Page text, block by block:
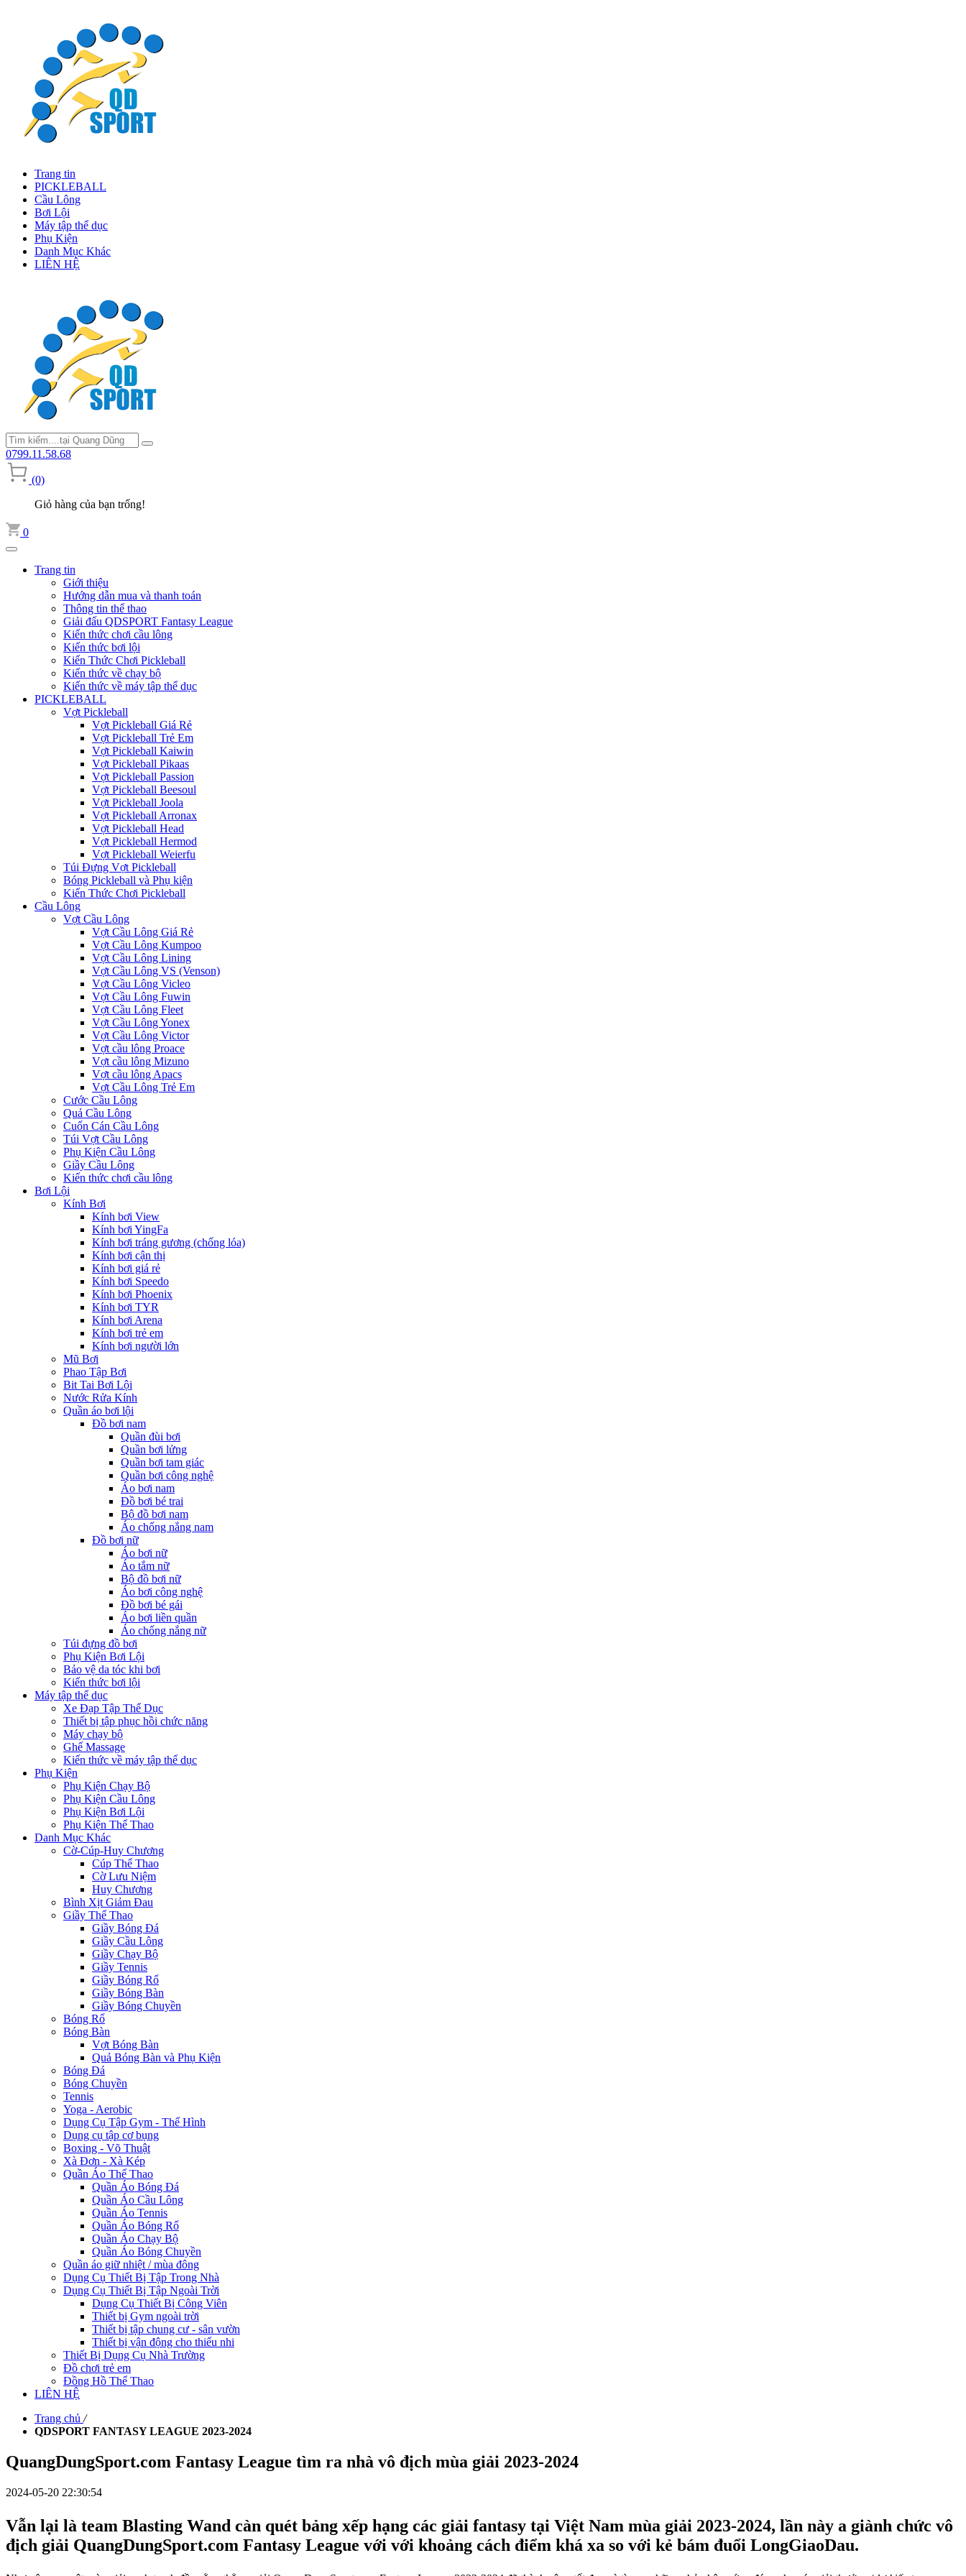
Trang tin
PICKLEBALL
Cầu Lông
Bơi Lội
Máy tập thể dục
Phụ Kiện
Danh Mục Khác
LIÊN HỆ
0799.11.58.68
(0)
Giỏ hàng của bạn trống!
0
Trang tin
Giới thiệu
Hướng dẫn mua và thanh toán
Thông tin thể thao
Giải đấu QDSPORT Fantasy League
Kiến thức chơi cầu lông
Kiến thức bơi lội
Kiến Thức Chơi Pickleball
Kiến thức về chạy bộ
Kiến thức về máy tập thể dục
PICKLEBALL
Vợt Pickleball
Vợt Pickleball Giá Rẻ
Vợt Pickleball Trẻ Em
Vợt Pickleball Kaiwin
Vợt Pickleball Pikaas
Vợt Pickleball Passion
Vợt Pickleball Beesoul
Vợt Pickleball Joola
Vợt Pickleball Arronax
Vợt Pickleball Head
Vợt Pickleball Hermod
Vợt Pickleball Weierfu
Túi Đựng Vợt Pickleball
Bóng Pickleball và Phụ kiện
Kiến Thức Chơi Pickleball
Cầu Lông
Vợt Cầu Lông
Vợt Cầu Lông Giá Rẻ
Vợt Cầu Lông Kumpoo
Vợt Cầu Lông Lining
Vợt Cầu Lông VS (Venson)
Vợt Cầu Lông Vicleo
Vợt Cầu Lông Fuwin
Vợt Cầu Lông Fleet
Vợt Cầu Lông Yonex
Vợt Cầu Lông Victor
Vợt cầu lông Proace
Vợt cầu lông Mizuno
Vợt cầu lông Apacs
Vợt Cầu Lông Trẻ Em
Cước Cầu Lông
Quả Cầu Lông
Cuốn Cán Cầu Lông
Túi Vợt Cầu Lông
Phụ Kiện Cầu Lông
Giầy Cầu Lông
Kiến thức chơi cầu lông
Bơi Lội
Kính Bơi
Kính bơi View
Kính bơi YingFa
Kính bơi tráng gương (chống lóa)
Kính bơi cận thị
Kính bơi giá rẻ
Kính bơi Speedo
Kính bơi Phoenix
Kính bơi TYR
Kính bơi Arena
Kính bơi trẻ em
Kính bơi người lớn
Mũ Bơi
Phao Tập Bơi
Bit Tai Bơi Lội
Nước Rửa Kính
Quần áo bơi lội
Đồ bơi nam
Quần đùi bơi
Quần bơi lửng
Quần bơi tam giác
Quần bơi công nghệ
Áo bơi nam
Đồ bơi bé trai
Bộ đồ bơi nam
Áo chống nắng nam
Đồ bơi nữ
Áo bơi nữ
Áo tắm nữ
Bộ đồ bơi nữ
Áo bơi công nghệ
Đồ bơi bé gái
Áo bơi liền quần
Áo chống nắng nữ
Túi đựng đồ bơi
Phụ Kiện Bơi Lội
Bảo vệ da tóc khi bơi
Kiến thức bơi lội
Máy tập thể dục
Xe Đạp Tập Thể Dục
Thiết bị tập phục hồi chức năng
Máy chạy bộ
Ghế Massage
Kiến thức về máy tập thể dục
Phụ Kiện
Phụ Kiện Chạy Bộ
Phụ Kiện Cầu Lông
Phụ Kiện Bơi Lội
Phụ Kiện Thể Thao
Danh Mục Khác
Cờ-Cúp-Huy Chương
Cúp Thể Thao
Cờ Lưu Niệm
Huy Chương
Bình Xịt Giảm Đau
Giầy Thể Thao
Giầy Bóng Đá
Giầy Cầu Lông
Giầy Chạy Bộ
Giầy Tennis
Giầy Bóng Rổ
Giầy Bóng Bàn
Giầy Bóng Chuyền
Bóng Rổ
Bóng Bàn
Vợt Bóng Bàn
Quả Bóng Bàn và Phụ Kiện
Bóng Đá
Bóng Chuyền
Tennis
Yoga - Aerobic
Dụng Cụ Tập Gym - Thể Hình
Dụng cụ tập cơ bụng
Boxing - Võ Thuật
Xà Đơn - Xà Kép
Quần Áo Thể Thao
Quần Áo Bóng Đá
Quần Áo Cầu Lông
Quần Áo Tennis
Quần Áo Bóng Rổ
Quần Áo Chạy Bộ
Quần Áo Bóng Chuyền
Quần áo giữ nhiệt / mùa đông
Dụng Cụ Thiết Bị Tập Trong Nhà
Dụng Cụ Thiết Bị Tập Ngoài Trời
Dụng Cụ Thiết Bị Công Viên
Thiết bị Gym ngoài trời
Thiết bị tập chung cư - sân vườn
Thiết bị vận động cho thiếu nhi
Thiết Bị Dụng Cụ Nhà Trường
Đồ chơi trẻ em
Đồng Hồ Thể Thao
LIÊN HỆ
Trang chủ /
QDSPORT FANTASY LEAGUE 2023-2024
QuangDungSport.com Fantasy League tìm ra nhà vô địch mùa giải 2023-2024
2024-05-20 22:30:54
Vẫn lại là team Blasting Wand càn quét bảng xếp hạng các giải fantasy tại Việt Nam mùa giải 2023-2024, lần này a giành chức vô
địch giải QuangDungSport.com Fantasy League với với khoảng cách điểm khá xa so với kẻ bám đuổi LongGiaoDau.